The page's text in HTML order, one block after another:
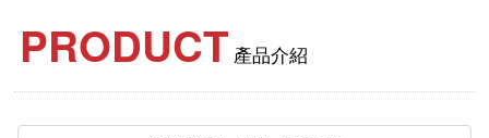
PRODUCT 產品介紹